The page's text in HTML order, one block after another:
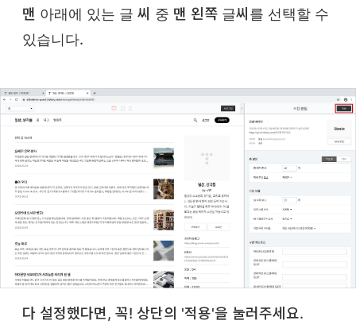
맨 아래에 있는 글 씨 중 맨 왼쪽 글씨를 선택할 수
있습니다.
다 설정했다면, 꼭! 상단의 '적용'을 눌러주세요.